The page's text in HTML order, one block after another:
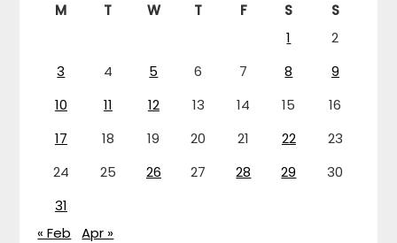
M T W T F S
S
1
2
3
4 5 6 7 8
9
10
11 12 13 14 15
16
17
18 19 20 21 22
23
24
25 26 27 28 29
30
31
« Feb
Apr »